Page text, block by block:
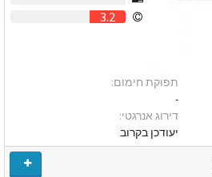
3.2
תפוקת חימום:
-
דירוג אנרגטי:
יעודכן בקרוב